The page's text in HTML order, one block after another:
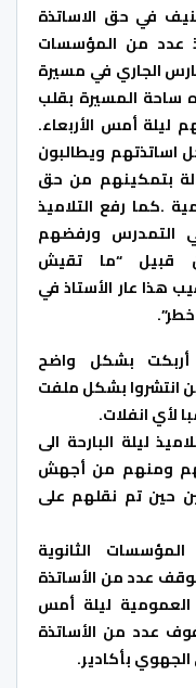
في حق الاساتذة
عدد من المؤسسات
صباح اليوم الخميس 21 مارس الجاري في مسيرة
ساحة المسيرة بقلب
ليلة أمس الأربعاء.
اساتذتهم ويطالبون
بتمكينهم من حق
.كما رفع التلاميذ
التمدرس ورفضهم
قبيل “ما تقيش
هذا عار الأستاذ في
أربكت بشكل واضح
انتشروا بشكل ملفت
لأي انفلات.
ليلة البارحة الى
ومنهم من أجهش
حين تم نقلهم على
الثانوية
توقف عدد من الأساتذة
ليلة أمس
عدد من الأساتذة
بأكادير.